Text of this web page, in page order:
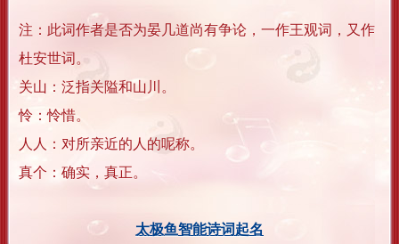
注：此词作者是否为晏几道尚有争论，一作王观词，又作
杜安世词。
关山：泛指关隘和山川。
怜：怜惜。
人人：对所亲近的人的呢称。
真个：确实，真正。
太极鱼智能诗词起名